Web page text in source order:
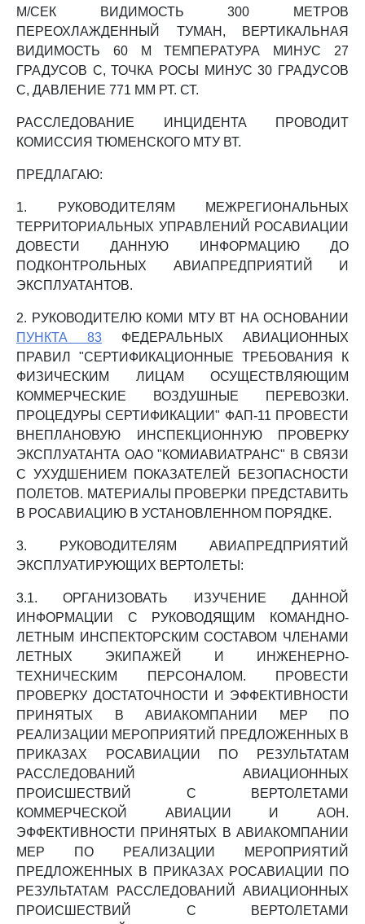
М/СЕК ВИДИМОСТЬ 300 МЕТРОВ
ПЕРЕОХЛАЖДЕННЫЙ ТУМАН, ВЕРТИКАЛЬНАЯ
ВИДИМОСТЬ 60 М ТЕМПЕРАТУРА МИНУС 27
ГРАДУСОВ C, ТОЧКА РОСЫ МИНУС 30 ГРАДУСОВ
C, ДАВЛЕНИЕ 771 ММ РТ. СТ.
РАССЛЕДОВАНИЕ ИНЦИДЕНТА ПРОВОДИТ
КОМИССИЯ ТЮМЕНСКОГО МТУ ВТ.
ПРЕДЛАГАЮ:
1. РУКОВОДИТЕЛЯМ МЕЖРЕГИОНАЛЬНЫХ
ТЕРРИТОРИАЛЬНЫХ УПРАВЛЕНИЙ РОСАВИАЦИИ
ДОВЕСТИ ДАННУЮ ИНФОРМАЦИЮ ДО
ПОДКОНТРОЛЬНЫХ АВИАПРЕДПРИЯТИЙ И
ЭКСПЛУАТАНТОВ.
2. РУКОВОДИТЕЛЮ КОМИ МТУ ВТ НА ОСНОВАНИИ
ПУНКТА 83 ФЕДЕРАЛЬНЫХ АВИАЦИОННЫХ
ПРАВИЛ "СЕРТИФИКАЦИОННЫЕ ТРЕБОВАНИЯ К
ФИЗИЧЕСКИМ ЛИЦАМ ОСУЩЕСТВЛЯЮЩИМ
КОММЕРЧЕСКИЕ ВОЗДУШНЫЕ ПЕРЕВОЗКИ.
ПРОЦЕДУРЫ СЕРТИФИКАЦИИ" ФАП-11 ПРОВЕСТИ
ВНЕПЛАНОВУЮ ИНСПЕКЦИОННУЮ ПРОВЕРКУ
ЭКСПЛУАТАНТА ОАО "КОМИАВИАТРАНС" В СВЯЗИ
С УХУДШЕНИЕМ ПОКАЗАТЕЛЕЙ БЕЗОПАСНОСТИ
ПОЛЕТОВ. МАТЕРИАЛЫ ПРОВЕРКИ ПРЕДСТАВИТЬ
В РОСАВИАЦИЮ В УСТАНОВЛЕННОМ ПОРЯДКЕ.
3. РУКОВОДИТЕЛЯМ АВИАПРЕДПРИЯТИЙ
ЭКСПЛУАТИРУЮЩИХ ВЕРТОЛЕТЫ:
3.1. ОРГАНИЗОВАТЬ ИЗУЧЕНИЕ ДАННОЙ
ИНФОРМАЦИИ С РУКОВОДЯЩИМ КОМАНДНО-
ЛЕТНЫМ ИНСПЕКТОРСКИМ СОСТАВОМ ЧЛЕНАМИ
ЛЕТНЫХ ЭКИПАЖЕЙ И ИНЖЕНЕРНО-
ТЕХНИЧЕСКИМ ПЕРСОНАЛОМ. ПРОВЕСТИ
ПРОВЕРКУ ДОСТАТОЧНОСТИ И ЭФФЕКТИВНОСТИ
ПРИНЯТЫХ В АВИАКОМПАНИИ МЕР ПО
РЕАЛИЗАЦИИ МЕРОПРИЯТИЙ ПРЕДЛОЖЕННЫХ В
ПРИКАЗАХ РОСАВИАЦИИ ПО РЕЗУЛЬТАТАМ
РАССЛЕДОВАНИЙ АВИАЦИОННЫХ
ПРОИСШЕСТВИЙ С ВЕРТОЛЕТАМИ
КОММЕРЧЕСКОЙ АВИАЦИИ И АОН.
ЭФФЕКТИВНОСТИ ПРИНЯТЫХ В АВИАКОМПАНИИ
МЕР ПО РЕАЛИЗАЦИИ МЕРОПРИЯТИЙ
ПРЕДЛОЖЕННЫХ В ПРИКАЗАХ РОСАВИАЦИИ ПО
РЕЗУЛЬТАТАМ РАССЛЕДОВАНИЙ АВИАЦИОННЫХ
ПРОИСШЕСТВИЙ С ВЕРТОЛЕТАМИ